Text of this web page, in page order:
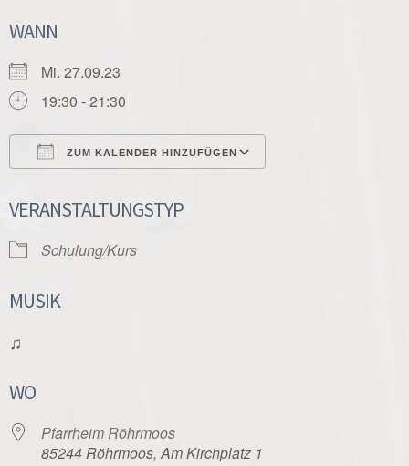
WANN
Mi. 27.09.23
19:30 - 21:30
ZUM KALENDER HINZUFÜGEN
VERANSTALTUNGSTYP
Schulung/Kurs
MUSIK
♫
WO
Pfarrheim Röhrmoos
85244 Röhrmoos, Am Kirchplatz 1